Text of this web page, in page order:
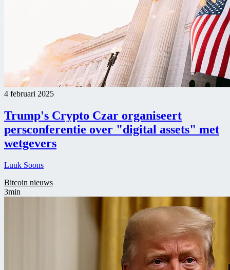
4 februari 2025
Trump's Crypto Czar organiseert
persconferentie over "digital assets" met
wetgevers
Luuk Soons
Bitcoin nieuws
3min